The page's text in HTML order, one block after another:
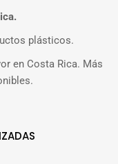
plásticos.
en Costa Rica. Más